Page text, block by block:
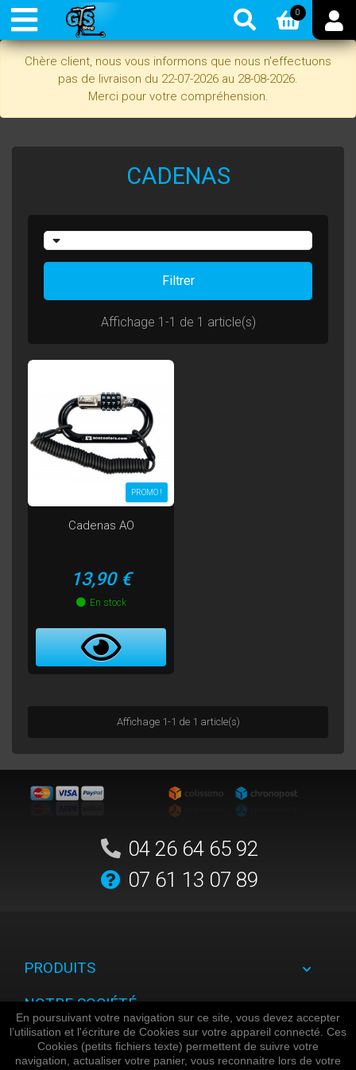
Chère client, nous vous informons que nous n'effectuons
pas de livraison du 22-07-2026 au 28-08-2026.
Merci pour votre compréhension.
0
CADENAS
Filtrer
Affichage 1-1 de 1 article(s)
PROMO !
Cadenas AO
Prix
13,90 €
En stock
Affichage 1-1 de 1 article(s)
04 26 64 65 92
07 61 13 07 89
PRODUITS
NOTRE SOCIÉTÉ
VOTRE COMPTE
En poursuivant votre navigation sur ce site, vous devez accepter
l’utilisation et l'écriture de Cookies sur votre appareil connecté. Ces
Cookies (petits fichiers texte) permettent de suivre votre
navigation, actualiser votre panier, vous reconnaitre lors de votre